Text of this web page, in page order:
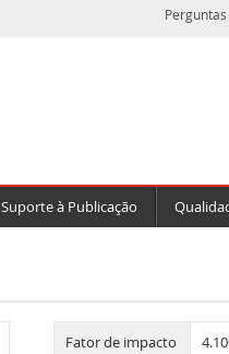
Suporte à Publicação
Fator de impacto